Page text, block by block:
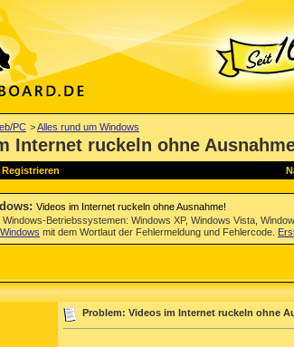
PC >Alles rund um Windows
Internet ruckeln ohne
Registrieren
: Videos im Internet ruckeln ohne Ausnahme!
Betriebssystemen: Windows XP, Windows Vista,
mit dem Wortlaut der Fehlermeldung und Fehlercode.
Problem: Videos im Internet ruckeln ohne